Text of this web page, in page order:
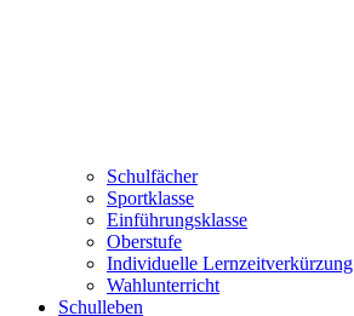
Schulfächer
Sportklasse
Einführungsklasse
Oberstufe
Individuelle Lernzeitverkürzung
Wahlunterricht
Schulleben